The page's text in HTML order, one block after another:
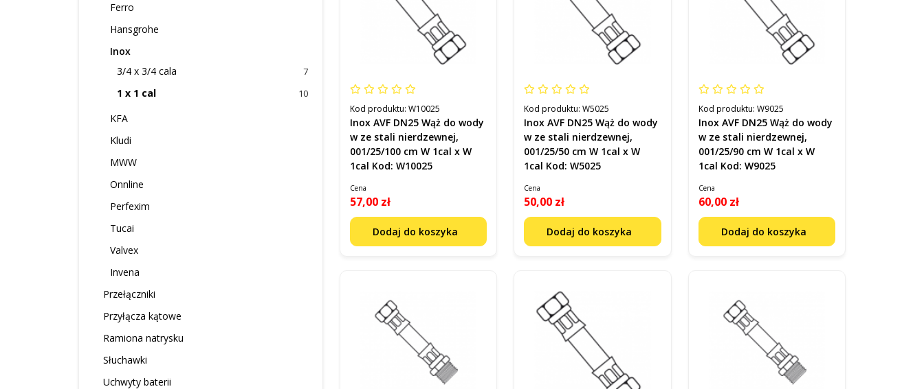
Ferro
Hansgrohe
Inox
3/4 x 3/4 cala
7
1 x 1 cal 10
KFA
Kludi
MWW
Onnline
Perfexim
Tucai
Valvex
Invena
Przełączniki
Przyłącza kątowe
Ramiona natrysku
Słuchawki
Uchwyty baterii
Kod produktu: W10025
Inox AVF DN25 Wąż do wody
w ze stali nierdzewnej,
001/25/100 cm W 1cal x W
1cal Kod: W10025
Cena
57,00 zł
Dodaj do koszyka
Kod produktu:W5025
Inox AVF DN25 Wąż do wody
w ze stali nierdzewnej,
001/25/50 cm W 1cal x W
1cal Kod: W5025
Cena
50,00 zł
Dodaj do koszyka
Kod produktu: W9025
Inox AVF DN25 Wąż do wody
w ze stali nierdzewnej,
001/25/90 cm W 1cal x W
1cal Kod: W9025
Cena
60,00 zł
Dodaj do koszyka